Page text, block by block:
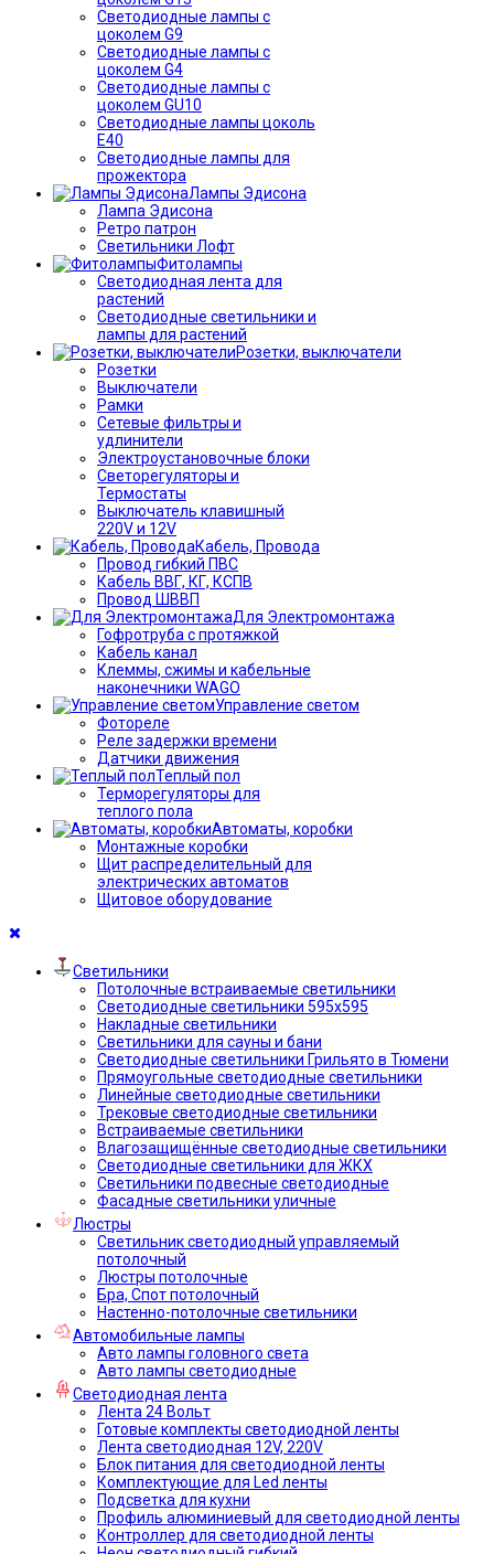
Светодиодные лампы с
цоколем G9
Светодиодные лампы с
цоколем G4
Светодиодные лампы с
цоколем GU10
Светодиодные лампы цоколь
Е40
Светодиодные лампы для
прожектора
Лампы Эдисона
Лампа Эдисона
Ретро патрон
Светильники Лофт
Фитолампы
Светодиодная лента для
растений
Светодиодные светильники и
лампы для растений
Розетки, выключатели
Розетки
Выключатели
Рамки
Сетевые фильтры и
удлинители
Электроустановочные блоки
Светорегуляторы и
Термостаты
Выключатель клавишный
220V и 12V
Кабель, Провода
Провод гибкий ПВС
Кабель ВВГ, КГ, КСПВ
Провод ШВВП
Для Электромонтажа
Гофротруба с протяжкой
Кабель канал
Клеммы, сжимы и кабельные
наконечники WAGO
Управление светом
Фотореле
Реле задержки времени
Датчики движения
Теплый пол
Терморегуляторы для
теплого пола
Автоматы, коробки
Монтажные коробки
Щит распределительный для
электрических автоматов
Щитовое оборудование
Светильники
Потолочные встраиваемые светильники
Светодиодные светильники 595х595
Накладные светильники
Светильники для сауны и бани
Светодиодные светильники Грильято в Тюмени
Прямоугольные светодиодные светильники
Линейные светодиодные светильники
Трековые светодиодные светильники
Встраиваемые светильники
Влагозащищённые светодиодные светильники
Светодиодные светильники для ЖКХ
Светильники подвесные светодиодные
Фасадные светильники уличные
Люстры
Светильник светодиодный управляемый
потолочный
Люстры потолочные
Бра, Спот потолочный
Настенно-потолочные светильники
Автомобильные лампы
Авто лампы головного света
Авто лампы светодиодные
Светодиодная лента
Лента 24 Вольт
Готовые комплекты светодиодной ленты
Лента светодиодная 12V, 220V
Блок питания для светодиодной ленты
Комплектующие для Led ленты
Подсветка для кухни
Профиль алюминиевый для светодиодной ленты
Контроллер для светодиодной ленты